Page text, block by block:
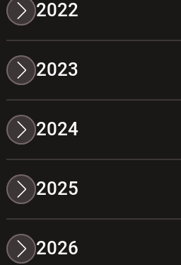
2022
2023
2024
2025
2026